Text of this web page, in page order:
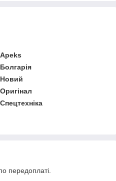
Apeks
Болгарія
Новий
Оригінал
Спецтехніка
передоплаті.